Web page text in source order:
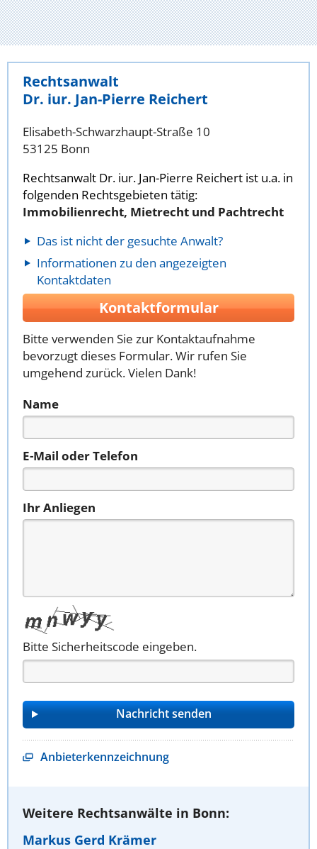
Rechtsanwalt
Dr. iur. Jan-Pierre Reichert
Elisabeth-Schwarzhaupt-Straße 10
53125 Bonn
Rechtsanwalt Dr. iur. Jan-Pierre Reichert ist u.a. in
folgenden Rechtsgebieten tätig:
Immobilienrecht, Mietrecht und Pachtrecht
Das ist nicht der gesuchte Anwalt?
Informationen zu den angezeigten
Kontaktdaten
Kontaktformular
Bitte verwenden Sie zur Kontaktaufnahme
bevorzugt dieses Formular. Wir rufen Sie
umgehend zurück. Vielen Dank!
Name
E-Mail oder Telefon
Ihr Anliegen
Bitte Sicherheitscode eingeben.
Anbieterkennzeichnung
Weitere Rechtsanwälte in Bonn:
Markus Gerd Krämer